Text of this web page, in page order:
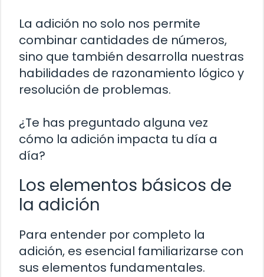
La adición no solo nos permite
combinar cantidades de números,
sino que también desarrolla nuestras
habilidades de razonamiento lógico y
resolución de problemas.
¿Te has preguntado alguna vez
cómo la adición impacta tu día a
día?
Los elementos básicos de
la adición
Para entender por completo la
adición, es esencial familiarizarse con
sus elementos fundamentales.